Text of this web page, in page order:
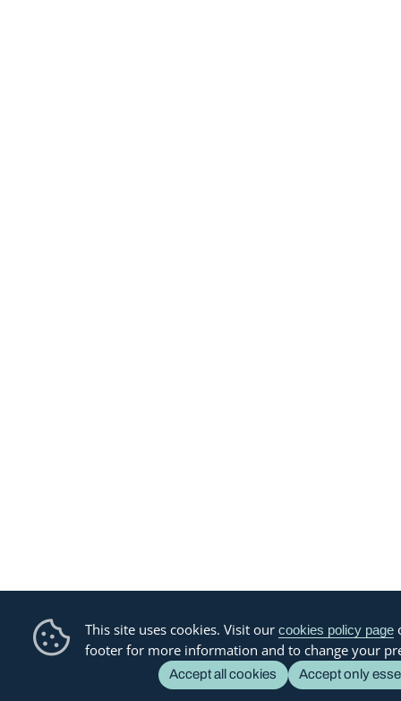
This site uses cookies. Visit our cookies policy page
footer for more information and to change your
Accept all cookies Accept only